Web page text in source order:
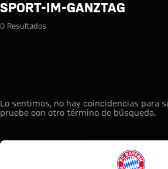
Búsqueda: sport-
SPORT-IM-GANZTAG
0 Resultados
Lo sentimos, no hay coincidencias para
pruebe con otro término de búsqueda.
A la página